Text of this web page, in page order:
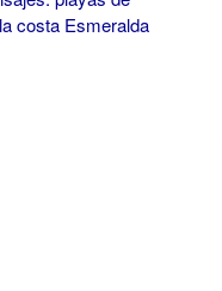
costa Esmeralda